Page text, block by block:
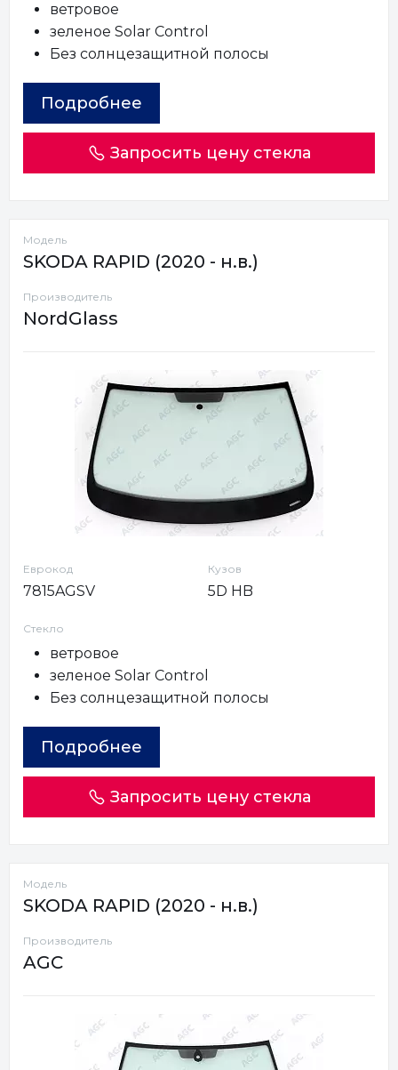
ветровое
зеленое Solar Control
Без солнцезащитной полосы
Подробнее
Запросить цену стекла
Модель
SKODA RAPID (2020 - н.в.)
Производитель
NordGlass
Еврокод
7815AGSV
Кузов
5D HB
Стекло
ветровое
зеленое Solar Control
Без солнцезащитной полосы
Подробнее
Запросить цену стекла
Модель
SKODA RAPID (2020 - н.в.)
Производитель
AGC